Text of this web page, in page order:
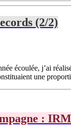
(2/2)
écoulée, j’ai
une
: IRM